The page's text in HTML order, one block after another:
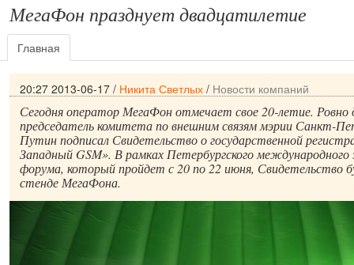
МегаФон празднует двадцатилетие
Главная
20:27 2013-06-17 / Никита Светлых / Новости компаний
Сегодня оператор МегаФон отмечает свое 20-летие. Ровно
председатель комитета по внешним связям мэрии Санкт-
Путин подписал Свидетельство о государственной
Западный GSM». В рамках Петербургского международного
форума, который пройдет с 20 по 22 июня, Свидетельство
стенде МегаФона.